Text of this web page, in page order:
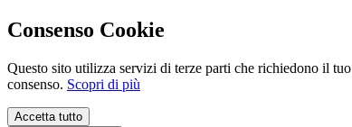
Consenso Cookie
Questo sito utilizza servizi di terze parti che richiedono il tuo
consenso. Scopri di più
Accetta tutto